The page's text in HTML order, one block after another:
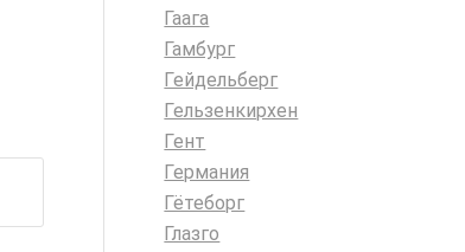
Гаага
Гамбург
Гейдельберг
Гельзенкирхен
Гент
Германия
Гётеборг
Глазго